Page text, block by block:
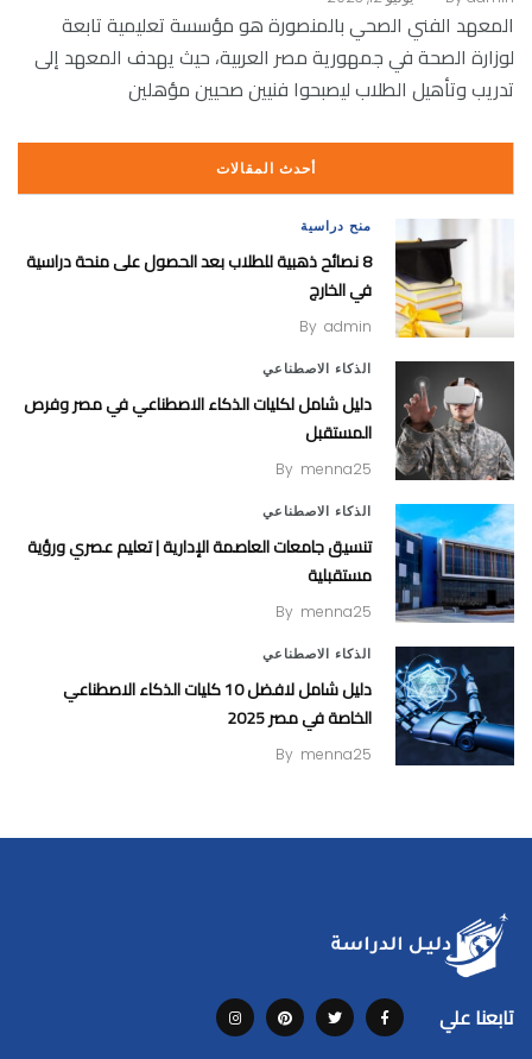
المعهد الفني الصحي بالمنصورة هو مؤسسة تعليمية تابعة
لوزارة الصحة في جمهورية مصر العربية، حيث يهدف المعهد إلى
تدريب وتأهيل الطلاب ليصبحوا فنيين صحيين مؤهلين
أحدث المقالات
منح دراسية
8 نصائح ذهبية للطلاب بعد الحصول على منحة دراسية
في الخارج
By admin
الذكاء الاصطناعي
دليل شامل لكليات الذكاء الاصطناعي في مصر وفرص
المستقبل
By menna25
الذكاء الاصطناعي
تنسيق جامعات العاصمة الإدارية | تعليم عصري ورؤية
مستقبلية
By menna25
الذكاء الاصطناعي
دليل شامل لافضل 10 كليات الذكاء الاصطناعي
الخاصة في مصر 2025
By menna25
تابعنا علي